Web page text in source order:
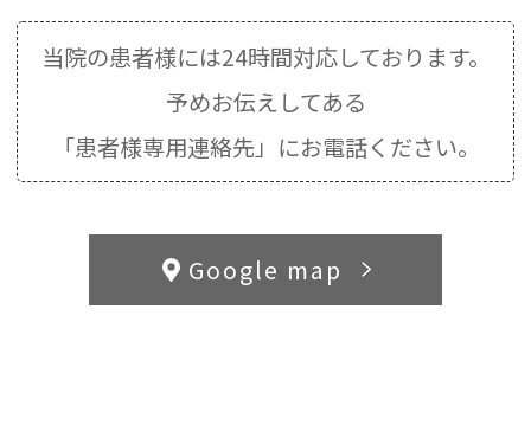
当院の患者様には24時間対応しております。
予めお伝えしてある
「患者様専用連絡先」にお電話ください。
Google map